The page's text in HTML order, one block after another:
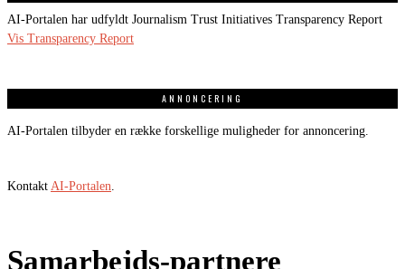
AI-Portalen har udfyldt Journalism Trust Initiatives Transparency Report
Vis Transparency Report
ANNONCERING
AI-Portalen tilbyder en række forskellige muligheder for annoncering.
Kontakt AI-Portalen
Samarbejds-partnere